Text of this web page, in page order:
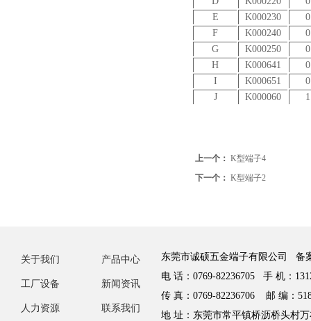
E
K000230
F
K000240
G
K000250
H
K000641
I
K000651
J
K000060
上一个： K型端子4
下一个： K型端子2
关于我们 产品中心
工厂设备 新闻资讯
人力资源 联系我们
东莞市诚硕五金端子有限公司 备
电 话：0769-82236705 手 机：
传 真：0769-82236706 邮 编：
地 址：东莞市常平镇桥沥桥头村